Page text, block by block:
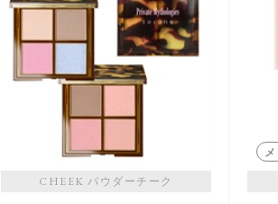
CHEEK パウダーチーク